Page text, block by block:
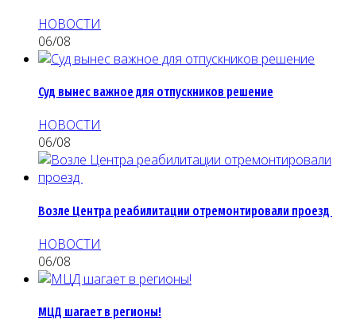
НОВОСТИ
06/08
Суд вынес важное для отпускников решение
НОВОСТИ
06/08
Возле Центра реабилитации отремонтировали проезд
НОВОСТИ
06/08
МЦД шагает в регионы!